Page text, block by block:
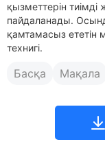
қызметтерін тиімді
пайдаланады.
қамтамасыз ететін
технигі.
Басқа Мақала